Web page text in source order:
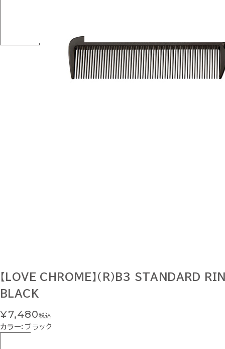
【LOVE CHROME】（R）B3 STANDARD
BLACK
¥7,480税込
カラー： ブラック